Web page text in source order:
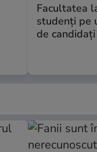
Facultatea
studenţi pe
de candidaţi